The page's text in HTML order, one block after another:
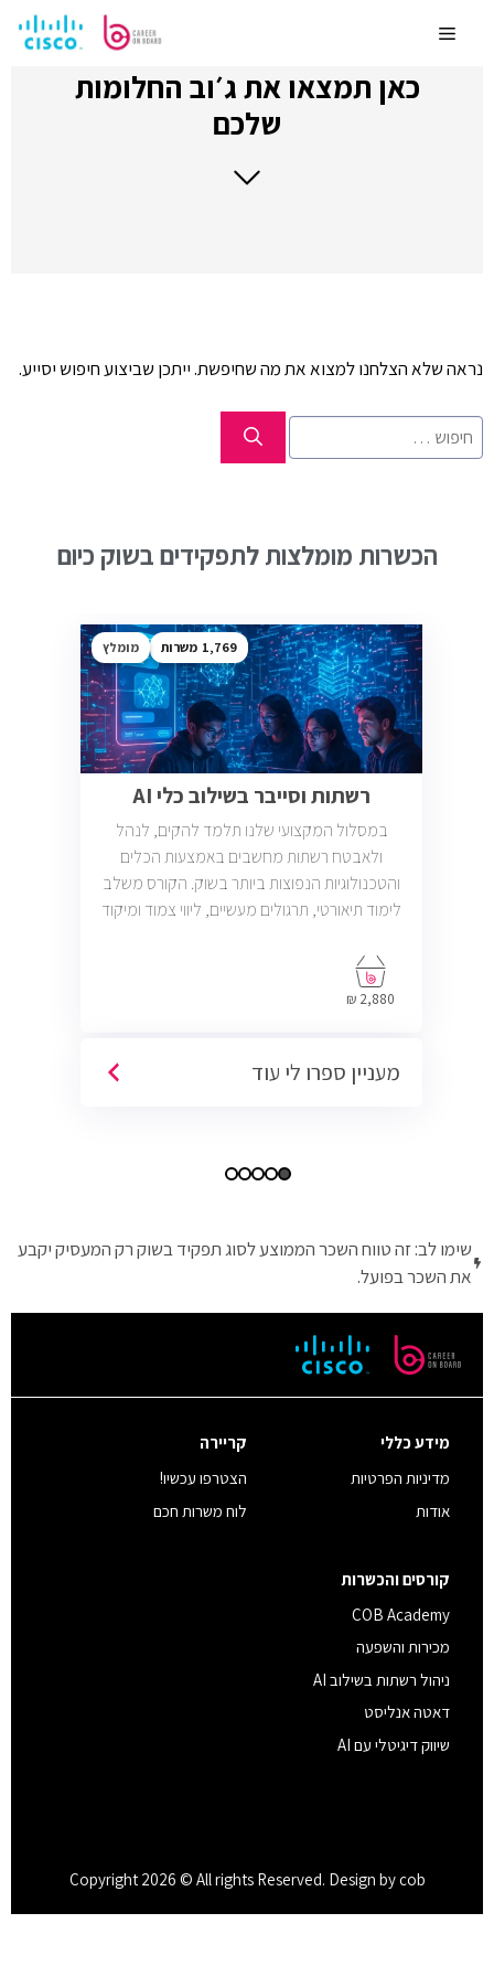
לתוכןMenu
כאן תמצאו את ג׳וב החלומות
שלכם
נראה שלא הצלחנו למצוא את מה שחיפשת. ייתכן שביצוע חיפוש יסייע.
חיפוש:
הכשרות מומלצות לתפקידים בשוק כיום
1,769 מומלץ
רשתות וסייבר בשילוב כלי AI
במסלול המקצועי שלנו תלמד להקים, לנהל
ולאבטח רשתות מחשבים באמצעות הכלים
והטכנולוגיות הנפוצות ביותר בשוק. הקורס משלב
לימוד תיאורטי, תרגולים מעשיים, ליווי צמוד ומיקוד
2,880 ₪
מעניין ספרו לי עוד
שימו לב: זה טווח השכר הממוצע לסוג תפקיד בשוק רק המעסיק יקבע
את השכר בפועל.
מידע כללי
מדיניות הפרטיות
אודות
קריירה
הצטרפו עכשיו!
לוח משרות חכם
קורסים והכשרות
COB Academy
מכירות והשפעה
ניהול רשתות בשילוב AI
דאטה אנליסט
שיווק דיגיטלי עם AI
Copyright 2026 © All rights Reserved. Design by cob